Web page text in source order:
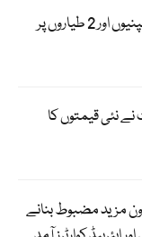
امریکا نے ایران سے منسلک 3 کمپنیوں اور 2 طیاروں پر
نئی قیمتوں کا
مزید مضبوط بنانے